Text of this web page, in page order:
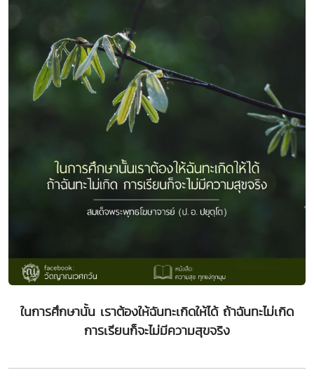
ในการศึกษานั้น เราต้องให้ฉันทะเกิดให้ได้ ถ้าฉันทะไม่เกิด
การเรียนก็จะไม่มีความสุขจริง